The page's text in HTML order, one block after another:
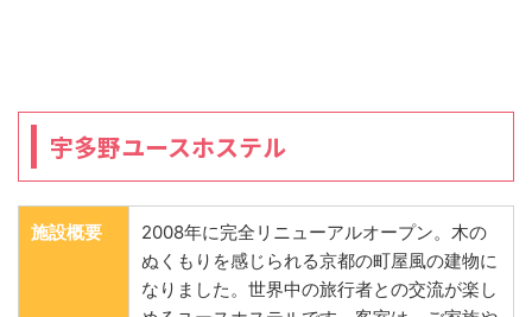
宇多野ユースホステル
施設概要
2008年に完全リニューアルオープン。木の
ぬくもりを感じられる京都の町屋風の建物に
なりました。世界中の旅行者との交流が楽し